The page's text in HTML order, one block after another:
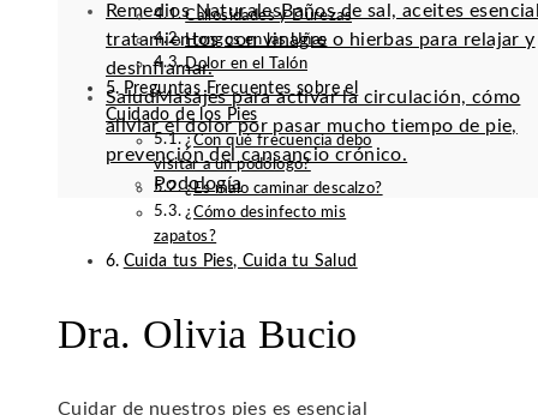
Remedios NaturalesBaños de sal, aceites
tratamientos con vinagre o hierbas para relajar y
desinflamar.
SaludMasajes para activar la circulación, cómo
aliviar el dolor por pasar mucho tiempo de pie,
prevención del cansancio crónico.
Podología
Callosidades y Durezas
Hongos en las Uñas
Dolor en el Talón
Preguntas Frecuentes sobre el
Cuidado de los Pies
¿Con qué frecuencia debo
visitar a un podólogo?
¿Es malo caminar descalzo?
¿Cómo desinfecto mis
zapatos?
Cuida tus Pies, Cuida tu Salud
Dra. Olivia Bucio
Cuidar de nuestros pies es esencial